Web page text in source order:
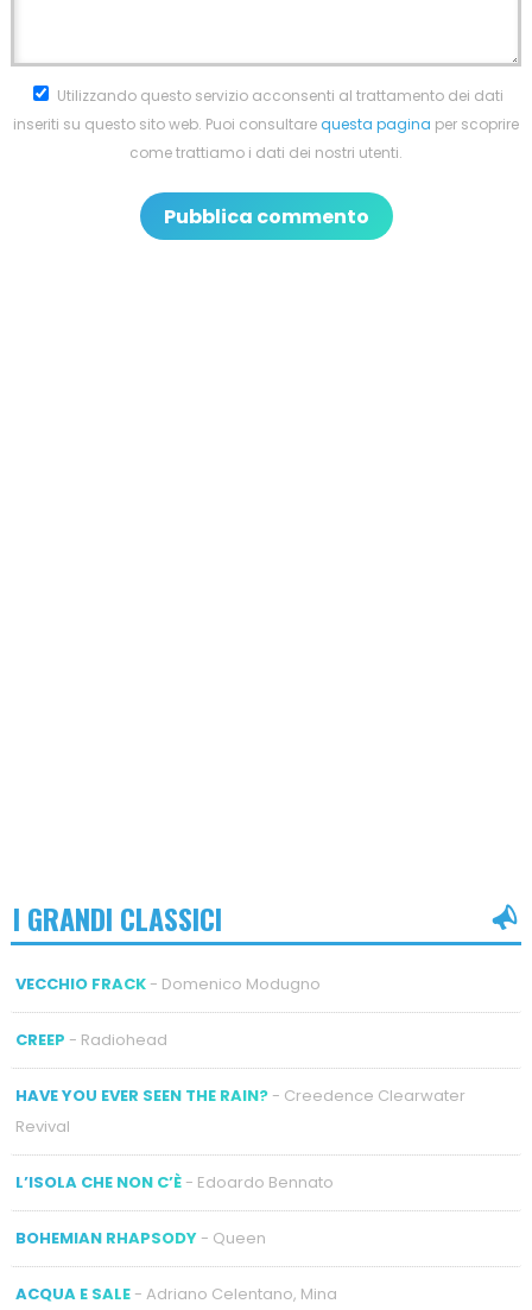
Utilizzando questo servizio acconsenti al trattamento dei dati
inseriti su questo sito web. Puoi consultarequesta pagina per scoprire
come trattiamo i dati dei nostri utenti.
I GRANDI CLASSICI
VECCHIO FRACK- Domenico Modugno
CREEP - Radiohead
HAVE YOU EVER SEEN THE RAIN?- Creedence Clearwater
Revival
L’ISOLA CHE NON C’È- Edoardo Bennato
BOHEMIAN RHAPSODY- Queen
ACQUA E SALE- Adriano Celentano, Mina